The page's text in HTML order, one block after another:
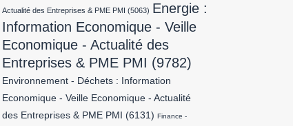
Actualité des Entreprises & PME PMI (5063) Energie :
Information Economique - Veille
Economique - Actualité des
Entreprises & PME PMI (9782)
Environnement - Déchets : Information
Economique - Veille Economique - Actualité
des Entreprises & PME PMI
(6131) Finance -